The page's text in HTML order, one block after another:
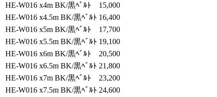
HE-W016 x4m BK/黒ﾍﾞﾙﾄ
15,000
HE-W016 x4.5m BK/黒ﾍﾞﾙﾄ 16,400
HE-W016 x5m BK/黒ﾍﾞﾙﾄ
17,700
HE-W016 x5.5m BK/黒ﾍﾞﾙﾄ 19,100
HE-W016 x6m BK/黒ﾍﾞﾙﾄ
20,500
HE-W016 x6.5m BK/黒ﾍﾞﾙﾄ 21,800
HE-W016 x7m BK/黒ﾍﾞﾙﾄ
23,200
HE-W016 x7.5m BK/黒ﾍﾞﾙﾄ 24,600